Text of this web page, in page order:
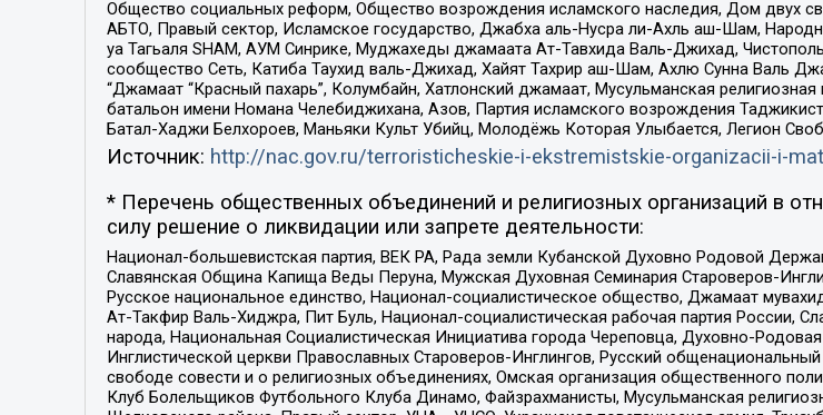
Общество социальных реформ, Общество возрождения исламского наследия, Дом двух
АБТО, Правый сектор, Исламское государство, Джабха аль-Нусра ли-Ахль аш-Шам,
уа Тагьаля SHAM, АУМ Синрике, Муджахеды джамаата Ат-Тавхида Валь-Джихад,
сообщество Сеть, Катиба Таухид валь-Джихад, Хайят Тахрир аш-Шам, Ахлю Сунна Валь
“Джамаат “Красный пахарь”, Колумбайн, Хатлонский джамаат, Мусульманская
батальон имени Номана Челебиджихана, Азов, Партия исламского возрождения
Батал-Хаджи Белхороев, Маньяки Культ Убийц, Молодёжь Которая Улыбается, Легион
Источник: http://nac.gov.ru/terroristicheskie-i-ekstremistskie-organizacii-i-
* Перечень общественных объединений и религиозных организаций в
силу решение о ликвидации или запрете деятельности:
Национал-большевистская партия, ВЕК РА, Рада земли Кубанской Духовно Родовой
Славянская Община Капища Веды Перуна, Мужская Духовная Семинария Староверов-
Русское национальное единство, Национал-социалистическое общество, Джамаат
Ат-Такфир Валь-Хиджра, Пит Буль, Национал-социалистическая рабочая партия России,
народа, Национальная Социалистическая Инициатива города Череповца, Духовно-
Инглистической церкви Православных Староверов-Инглингов, Русский
свободе совести и о религиозных объединениях, Омская организация общественного
Клуб Болельщиков Футбольного Клуба Динамо, Файзрахманисты, Мусульманская